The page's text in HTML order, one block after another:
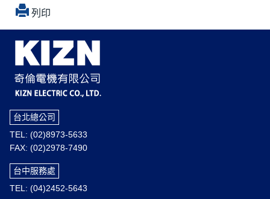
列印
台北總公司
TEL: (02)8973-5633
FAX: (02)2978-7490
台中服務處
TEL: (04)2452-5643